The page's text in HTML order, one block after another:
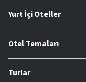
Yurt İçi Oteller
Otel Temaları
Turlar